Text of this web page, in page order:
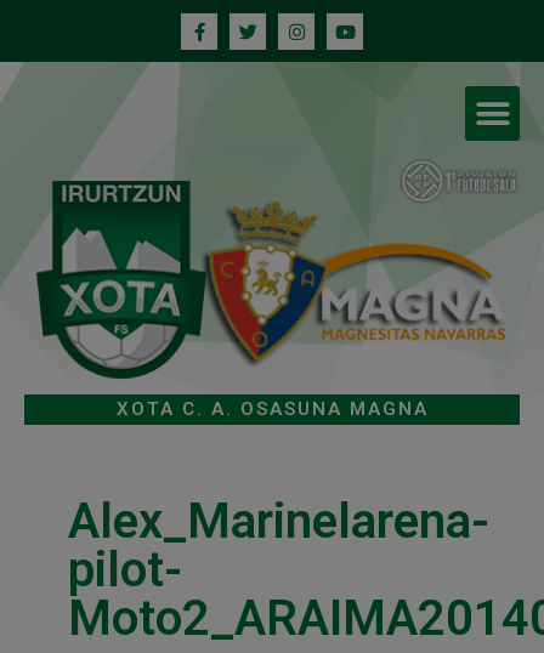
XOTA C. A. OSASUNA MAGNA
Alex_Marinelarena-
pilot-